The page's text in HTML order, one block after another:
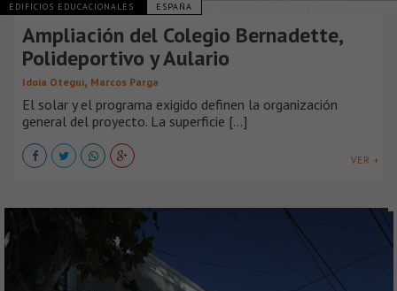
EDIFICIOS EDUCACIONALES ESPAÑA
Ampliación del Colegio Bernadette,
Polideportivo y Aulario
Idoia Otegui, Marcos Parga
El solar y el programa exigido definen la organización
general del proyecto. La superficie [...]
VER +